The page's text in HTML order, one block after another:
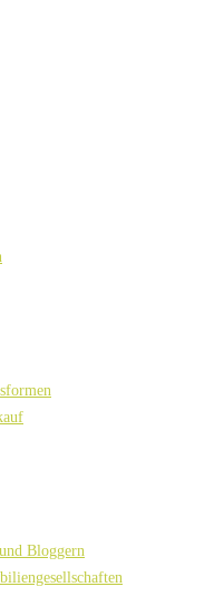
Bloggern